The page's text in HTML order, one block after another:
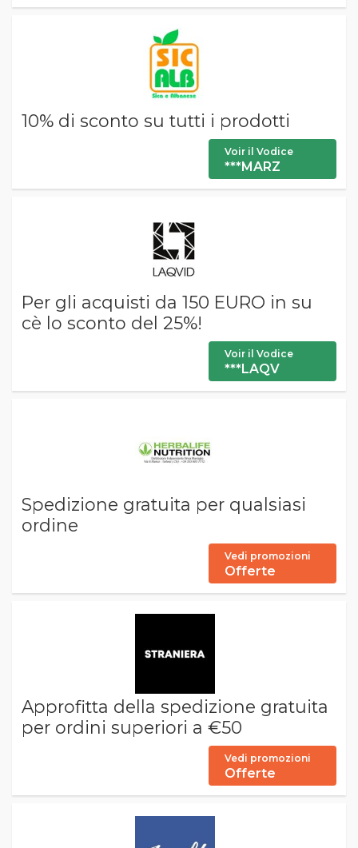
10% di sconto su tutti i prodotti
Voir il Vodice
***MARZ
Per gli acquisti da 150 EURO in su
cè lo sconto del 25%!
Voir il Vodice
***LAQV
Spedizione gratuita per qualsiasi
ordine
Vedi promozioni
Offerte
Approfitta della spedizione gratuita
per ordini superiori a €50
Vedi promozioni
Offerte